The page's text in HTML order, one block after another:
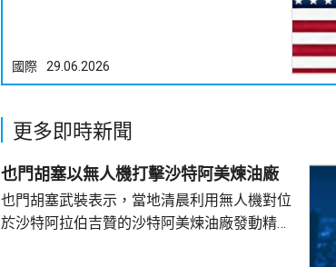
國際 29.06.2026
更多即時新聞
也門胡塞以無人機打擊沙特阿美煉油廠
也門胡塞武裝表示，當地清晨利用無人機對位
於沙特阿拉伯吉贊的沙特阿美煉油廠發動精準